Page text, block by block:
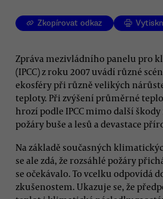
Zkopírovat odkaz
Zpráva mezivládního panelu pro
(IPCC) z roku 2007 uvádí různé
ekosféry při různě velikých
teploty. Při zvýšení průměrné
hrozí podle IPCC mimo další
požáry buše a lesů a devastace
Na základě současných
se ale zdá, že rozsáhlé požáry
se očekávalo. To vcelku odpovídá
zkušenostem. Ukazuje se, že